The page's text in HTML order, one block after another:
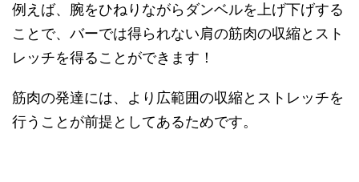
例えば、腕をひねりながらダンベルを上げ下げする
ことで、バーでは得られない肩の筋肉の収縮とスト
レッチを得ることができます！
筋肉の発達には、より広範囲の収縮とストレッチを
行うことが前提としてあるためです。